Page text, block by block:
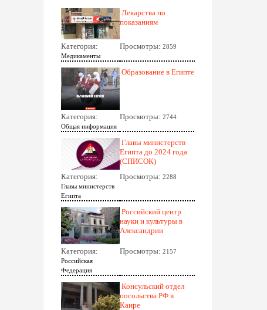
Лекарства по
показаниям
Категория:
Медикаменты
Просмотры: 2859
Образование в Египте
Категория:
Общая информация
Просмотры: 2744
Главы министерств
Египта до 2024 года
(СПИСОК)
Категория:
Главы министерств
Египта
Просмотры: 2288
Российский центр
науки и культуры в
Александрии
Категория:
Российская
Федерация
Просмотры: 2157
Консульский отдел
посольства РФ в
Каире